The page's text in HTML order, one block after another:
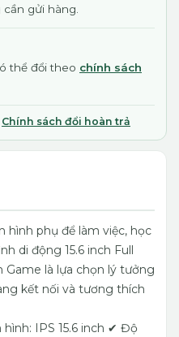
gửi hàng.
thể đổi theo chính sách
Chính sách đổi hoàn trả
phụ để làm việc, học
di động 15.6 inch Full
Game là lựa chọn lý tưởng
kết nối và tương thích
IPS 15.6 inch ✔ Độ